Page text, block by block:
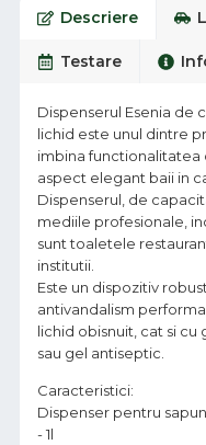
Descriere
Testare
Dispenserul Esenia de
lichid este unul dintre
imbina functionalitatea
aspect elegant baii in
Dispenserul, de
mediile profesionale,
sunt toaletele
institutii.
Este un dispozitiv
antivandalism
lichid obisnuit, cat si
sau gel antiseptic.
Caracteristici:
Dispenser pentru
- 1l